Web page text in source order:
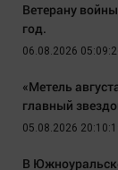
Ветерану
год.
06.08.2026
«Метель
главный
05.08.2026
В